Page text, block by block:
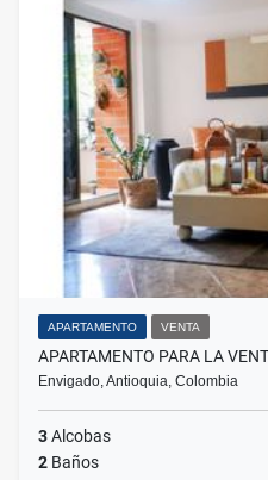
APARTAMENTO VENTA
APARTAMENTO PARA LA
Envigado, Antioquia, Colombia
3Alcobas
2 Baños